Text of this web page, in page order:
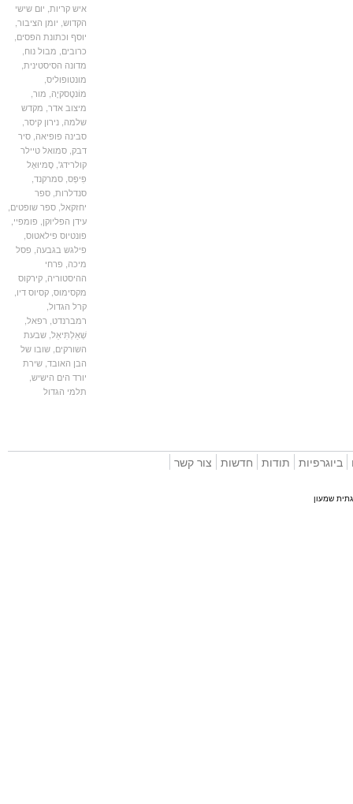
איש קריות,יום שישי
הקדוש,יומן הציבור,
יוסף וכתונת הפסים,
כרובים,מבול נוח,
מדונה הסיסטינית,
מונטופוליס,
מוֹנטֶסקיֶה,מור
מיצוב אדר,מקדש
שלמה,נירון קיסר,
סבינה פופיאה,סיר
,סמואל טיילר
קולרידג',סֶמיוּאֶל
פִּיפְּס,סמרקנד,
סנדלרות,ספר
יחזקאל,ספר שופטים,
עידן הפליוקן,פומפיי,
פונטיוס פילאטוס,
פילגש בגבעה,פסל
מיכה,פרחי
ההיסטוריה,קירקוס
מקסימוס,קסיוס דיו,
קרל הגדול,
רמברנדט,רפאל,
שְׁאַלְתִּיאֵל,שבעת
השורקים,שובו של
הבן האובד,שירת
יורד הים הישיש,
תלמי הגדול
תודות חדשות צור קשר
שמעון